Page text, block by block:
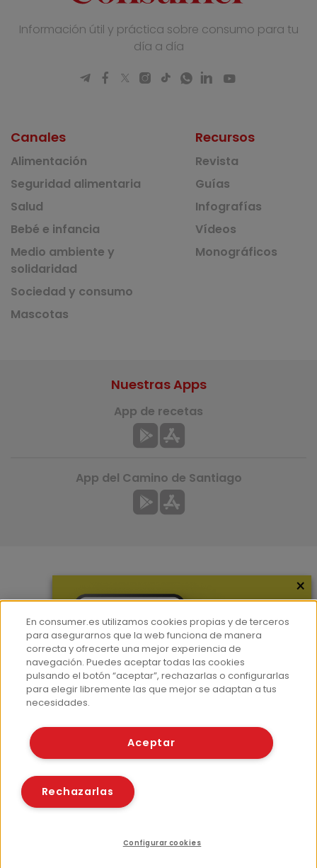
Información útil y práctica sobre consumo para tu
día a día
Canales
Alimentación
Seguridad alimentaria
Salud
Bebé e infancia
Medio ambiente y
solidaridad
Sociedad y consumo
Mascotas
Recursos
Revista
Guías
Infografías
Vídeos
Monográficos
Hemeroteca
Contacto
Prensa
Corpus Lingüístico Consumer
Nuestras Apps
App de recetas
App del Camino de Santiago
© Fundación EROSKI
Políticas de cookies
×
En consumer.es utilizamos cookies propias y de terceros
para asegurarnos que la web funciona de manera
correcta y ofrecerte una mejor experiencia de
navegación. Puedes aceptar todas las cookies
pulsando el botón “aceptar”, rechazarlas o configurarlas
para elegir libremente las que mejor se adaptan a tus
necesidades.
Aceptar
Rechazarlas
Configurar cookies